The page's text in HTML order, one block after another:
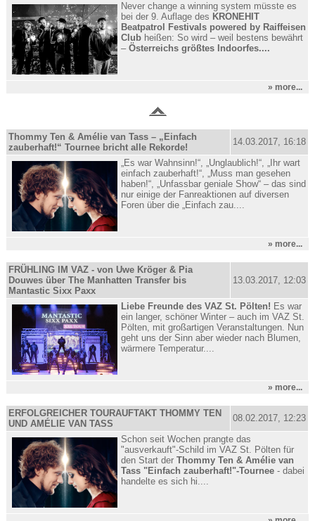
Never change a winning system müsste es
bei der 9. Auflage des KRONEHIT
Beatpatrol Festivals powered by Raiffeisen
Club heißen: So wird – weil bestens bewährt
– Österreichs größtes Indoorfes....
» more...
Thommy Ten & Amélie van Tass – „Einfach
zauberhaft!“ Tournee bricht alle Rekorde!
14.03.2017, 16:18
„Es war Wahnsinn!“, „Unglaublich!“, „Ihr wart
einfach zauberhaft!“, „Muss man gesehen
haben!“, „Unfassbar geniale Show“ – das sind
nur einige der Fanreaktionen auf diversen
Foren über die „Einfach zau....
» more...
FRÜHLING IM VAZ - von Uwe Kröger & Pia
Douwes über The Manhatten Transfer bis
Mantastic Sixx Paxx
13.03.2017, 12:03
Liebe Freunde des VAZ St. Pölten! Es war
ein langer, schöner Winter – auch im VAZ St.
Pölten, mit großartigen Veranstaltungen. Nun
geht uns der Sinn aber wieder nach Blumen,
wärmere Temperatur....
» more...
ERFOLGREICHER TOURAUFTAKT THOMMY TEN
UND AMÉLIE VAN TASS
08.02.2017, 12:23
Schon seit Wochen prangte das
"ausverkauft"-Schild im VAZ St. Pölten für
den Start der Thommy Ten & Amélie van
Tass "Einfach zauberhaft!"-Tournee - dabei
handelte es sich hi....